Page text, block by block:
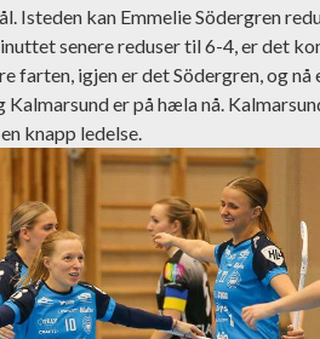
Isteden kan Emmelie Södergren
senere reduser til 6-4, er det
farten, igjen er det Södergren, og
er på hæla nå.
knapp ledelse.